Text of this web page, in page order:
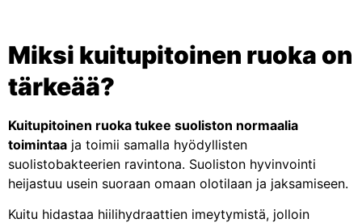
Miksi kuitupitoinen ruoka on
tärkeää?
Kuitupitoinen ruoka tukee suoliston normaalia
toimintaa ja toimii samalla hyödyllisten
suolistobakteerien ravintona. Suoliston hyvinvointi
heijastuu usein suoraan omaan olotilaan ja jaksamiseen.
Kuitu hidastaa hiilihydraattien imeytymistä, jolloin